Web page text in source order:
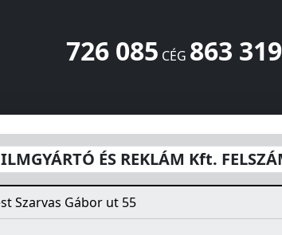
726 085 CÉG 863 319
Kft. FELSZÁMOÁS ALATTSzarvas Gábor
ÉS REKLÁM Kft.
Szarvas Gábor ut 55